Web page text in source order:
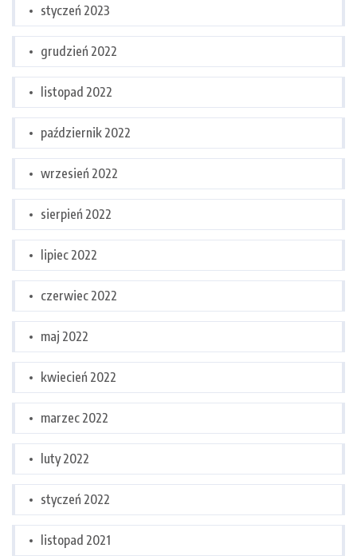
styczeń 2023
grudzień 2022
listopad 2022
październik 2022
wrzesień 2022
sierpień 2022
lipiec 2022
czerwiec 2022
maj 2022
kwiecień 2022
marzec 2022
luty 2022
styczeń 2022
listopad 2021